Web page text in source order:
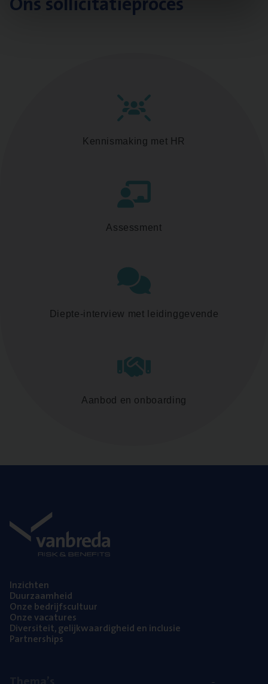
Kennismaking met HR
Assessment
Diepte-interview met leidinggevende
Aanbod en onboarding
Inzich­ten
Duur­zaam­heid
Onze bedrijfs­cul­tuur
Onze vaca­tu­res
Diver­si­teit, gelijk­waar­dig­heid en inclusie
Part­ner­ships